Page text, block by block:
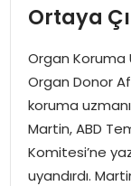
TEKNOLOJI
GÜNCEL
Ortaya
Organ Koruma
Organ Donor
koruma
Martin, ABD
Komitesi’ne
uyandırdı.